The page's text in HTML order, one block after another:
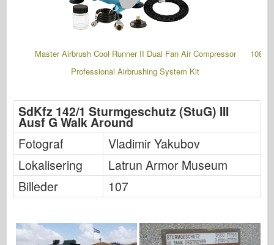
Master Airbrush Cool Runner II Dual Fan Air Compressor
Professional Airbrushing System Kit
108
SdKfz 142/1 Sturmgeschutz (StuG) III
Ausf G Walk Around
Fotograf
Vladimir Yakubov
Lokalisering
Latrun Armor Museum
Billeder
107